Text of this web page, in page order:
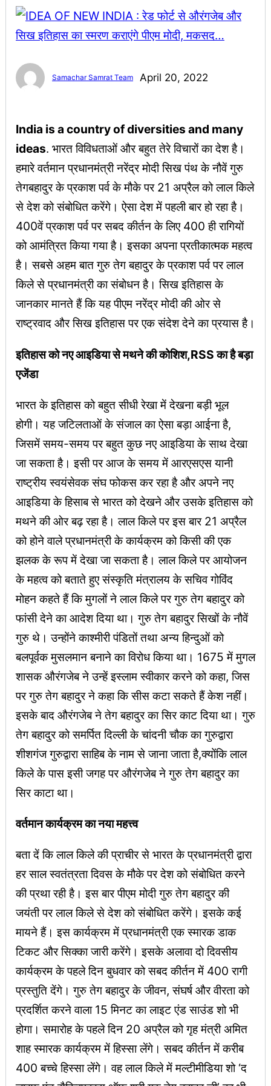
Samachar Samrat Team April 20, 2022
India is a country of diversities and many
ideas. भारत विविधताओं और बहुत तेरे विचारों का देश है।
हमारे वर्तमान प्रधानमंत्री नरेंद्र मोदी सिख पंथ के नौवें गुरु
तेगबहादुर के प्रकाश पर्व के मौके पर 21 अप्रैल को लाल किले
से देश को संबोधित करेंगे। ऐसा देश में पहली बार हो रहा है।
400वें प्रकाश पर्व पर सबद कीर्तन के लिए 400 ही रागियों
को आमंत्रित किया गया है। इसका अपना प्रतीकात्मक महत्व
है। सबसे अहम बात गुरु तेग बहादुर के प्रकाश पर्व पर लाल
किले से प्रधानमंत्री का संबोधन है। सिख इतिहास के
जानकार मानते हैं कि यह पीएम नरेंद्र मोदी की ओर से
राष्ट्रवाद और सिख इतिहास पर एक संदेश देने का प्रयास है।
इतिहास को नए आइडिया से मथने की कोशिश,RSS का है बड़ा
एजेंडा
भारत के इतिहास को बहुत सीधी रेखा में देखना बड़ी भूल
होगी। यह जटिलताओं के संजाल का ऐसा बड़ा आईना है,
जिसमें समय-समय पर बहुत कुछ नए आइडिया के साथ देखा
जा सकता है। इसी पर आज के समय में आरएसएस यानी
राष्ट्रीय स्वयंसेवक संघ फोकस कर रहा है और अपने नए
आइडिया के हिसाब से भारत को देखने और उसके इतिहास को
मथने की ओर बढ़ रहा है। लाल किले पर इस बार 21 अप्रैल
को होने वाले प्रधानमंत्री के कार्यक्रम को किसी की एक
झलक के रूप में देखा जा सकता है। लाल किले पर आयोजन
के महत्व को बताते हुए संस्कृति मंत्रालय के सचिव गोविंद
मोहन कहते हैं कि मुगलों ने लाल किले पर गुरु तेग बहादुर को
फांसी देने का आदेश दिया था। गुरु तेग बहादुर सिखों के नौवें
गुरु थे। उन्होंने काश्मीरी पंडितों तथा अन्य हिन्दुओं को
बलपूर्वक मुसलमान बनाने का विरोध किया था। 1675 में मुगल
शासक औरंगजेब ने उन्हें इस्लाम स्वीकार करने को कहा, जिस
पर गुरु तेग बहादुर ने कहा कि सीस कटा सकते हैं केश नहीं।
इसके बाद औरंगजेब ने तेग बहादुर का सिर काट दिया था। गुरु
तेग बहादुर को समर्पित दिल्ली के चांदनी चौक का गुरुद्वारा
शीशगंज गुरुद्वारा साहिब के नाम से जाना जाता है,क्योंकि लाल
किले के पास इसी जगह पर औरंगजेब ने गुरु तेग बहादुर का
सिर काटा था।
वर्तमान कार्यक्रम का नया महत्त्व
बता दें कि लाल किले की प्राचीर से भारत के प्रधानमंत्री द्वारा
हर साल स्वतंत्रता दिवस के मौके पर देश को संबोधित करने
की प्रथा रही है। इस बार पीएम मोदी गुरु तेग बहादुर की
जयंती पर लाल किले से देश को संबोधित करेंगे। इसके कई
मायने हैं। इस कार्यक्रम में प्रधानमंत्री एक स्मारक डाक
टिकट और सिक्का जारी करेंगे। इसके अलावा दो दिवसीय
कार्यक्रम के पहले दिन बुधवार को सबद कीर्तन में 400 रागी
प्रस्तुति देंगे। गुरु तेग बहादुर के जीवन, संघर्ष और वीरता को
प्रदर्शित करने वाला 15 मिनट का लाइट एंड साउंड शो भी
होगा। समारोह के पहले दिन 20 अप्रैल को गृह मंत्री अमित
शाह स्मारक कार्यक्रम में हिस्सा लेंगे। सबद कीर्तन में करीब
400 बच्चे हिस्सा लेंगे। वह लाल किले में मल्टीमीडिया शो ‘द